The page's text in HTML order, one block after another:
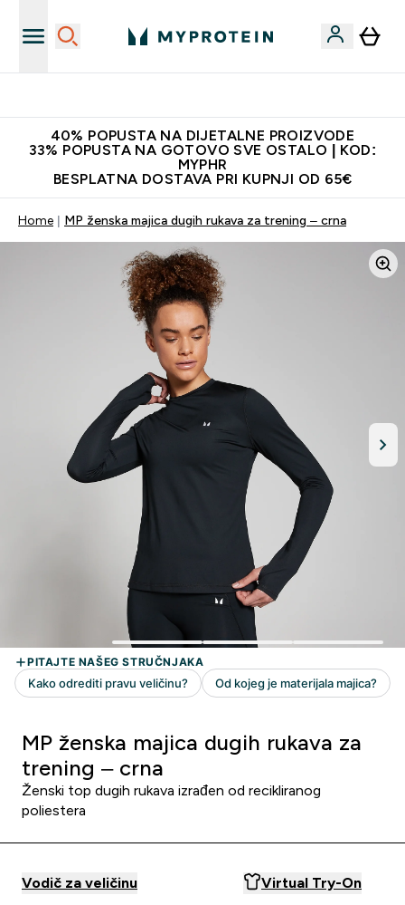
40% POPUSTA NA DIJETALNE PROIZVODE
33% POPUSTA NA GOTOVO SVE OSTALO | KOD:
MYPHR
BESPLATNA DOSTAVA PRI KUPNJI OD 65€
Home MP ženska majica dugih rukava za trening – crna
MP ženska majica dugih rukava za
trening – crna
Ženski top dugih rukava izrađen od recikliranog
poliestera
Vodič za veličinu Virtual Try-On